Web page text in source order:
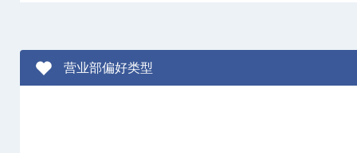
营业部偏好类型